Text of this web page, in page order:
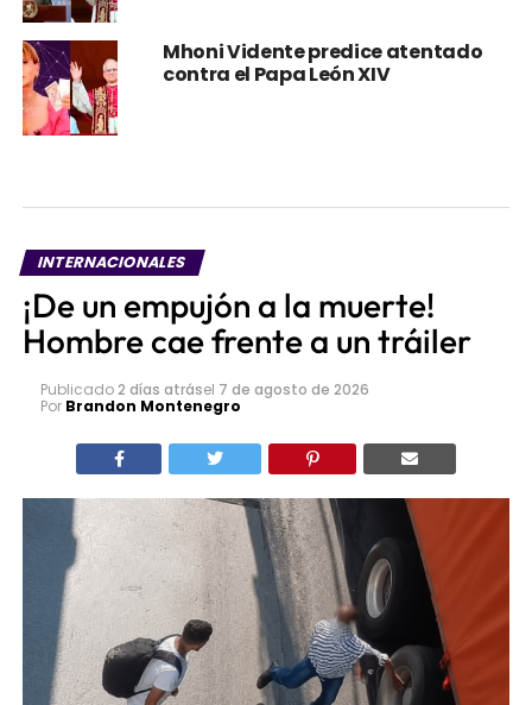
Mhoni Vidente predice atentado
contra el Papa León XIV
INTERNACIONALES
¡De un empujón a la muerte!
Hombre cae frente a un tráiler
Publicado2 días atrásel 7 de agosto de 2026
Por Brandon Montenegro